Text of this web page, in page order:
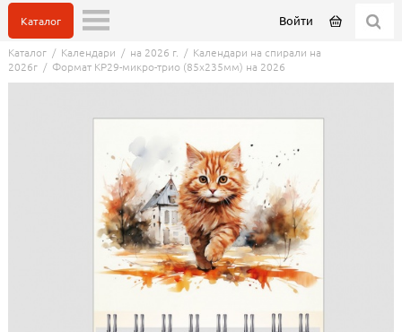
Войти
Каталог
Каталог/ Календари / на 2026 г. / Календари на спирали на
2026г/ Формат КР29-микро-трио (85х235мм) на 2026